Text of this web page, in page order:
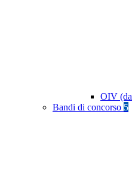
OIV
Bandi di concorso 5